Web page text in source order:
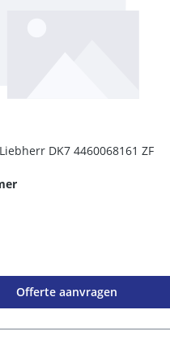
DK7 4460068161 ZF
Offerte aanvragen